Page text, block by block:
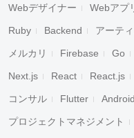
Webデザイナー Webアプ
Ruby Backend アーテ
メルカリ Firebase Go
Next.js React React.js
コンサル Flutter Android
プロジェクトマネジメント